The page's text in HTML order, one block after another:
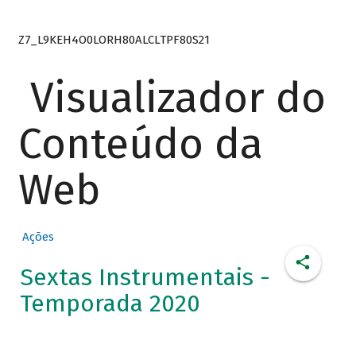
Z7_L9KEH4O0LORH80ALCLTPF80S21
Visualizador do
Conteúdo da
Web
Ações
Sextas Instrumentais -
Temporada 2020